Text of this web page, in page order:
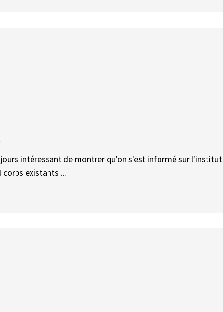
intéressant de montrer qu'on s'est informé sur
corps existants ...